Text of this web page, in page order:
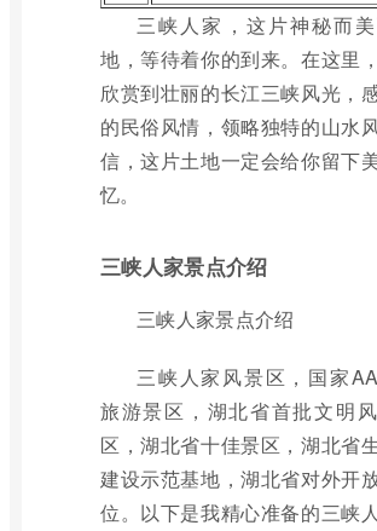
三峡人家，这片神秘而
地，等待着你的到来。在这里
欣赏到壮丽的长江三峡风光，
的民俗风情，领略独特的山水
信，这片土地一定会给你留下
忆。
三峡人家景点介绍
三峡人家景点介绍
三峡人家风景区，国家
旅游景区，湖北省首批文明
区，湖北省十佳景区，湖北省
建设示范基地，湖北省对外开
位。以下是我精心准备的三峡